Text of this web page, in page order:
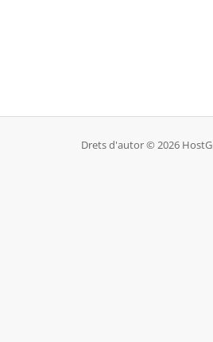
Drets d'autor © 2026